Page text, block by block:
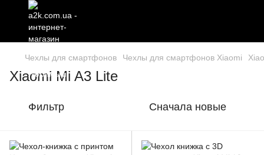
Чехлы для смартфонов Чехлы для смартфонов Xiaomi
Xiaomi Mi A3 Lite
Фильтр Сначала новые